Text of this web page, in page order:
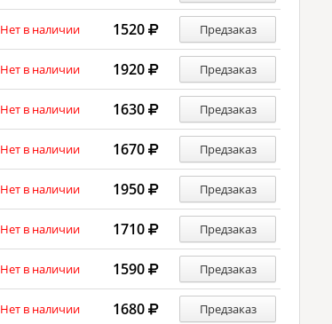
Нет в наличии 1520 Предзаказ
Нет в наличии 1920 Предзаказ
Нет в наличии 1630 Предзаказ
Нет в наличии 1670 Предзаказ
Нет в наличии 1950 Предзаказ
Нет в наличии 1710 Предзаказ
Нет в наличии 1590 Предзаказ
Нет в наличии 1680 Предзаказ